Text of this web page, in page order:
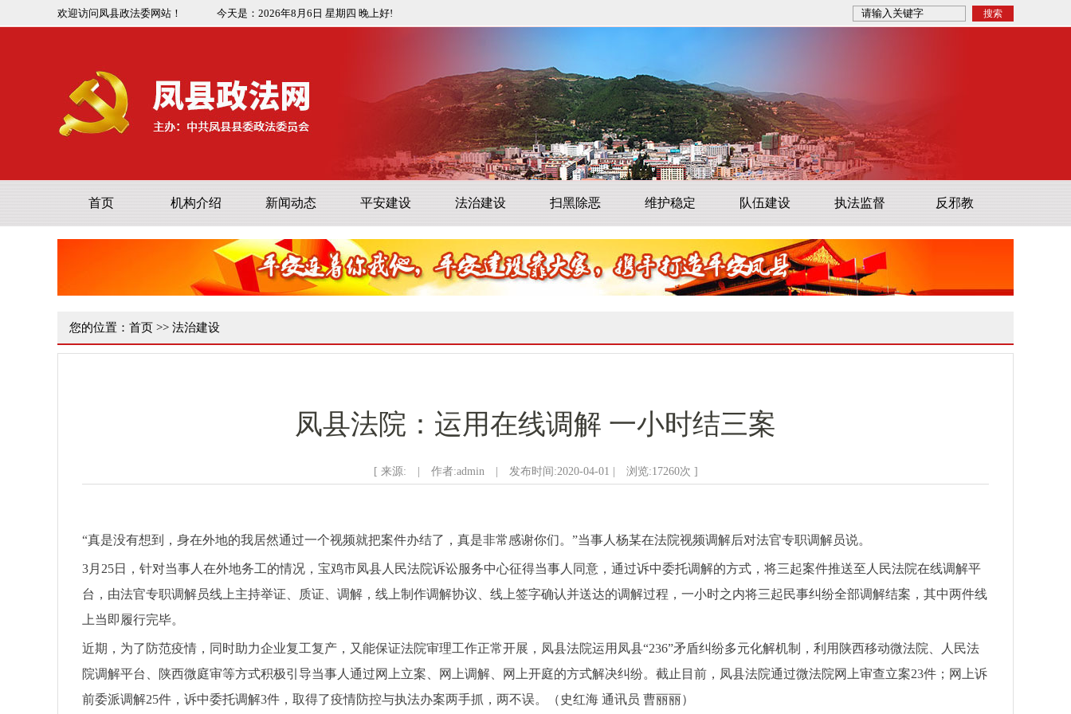
欢迎访问凤县政法委网站！ 今天是： 2026年8月6日 星期四 晚上好!
首页 机构介绍 新闻动态 平安建设 法治建设 扫黑除恶 维护稳定 队伍建设 执法监督 反邪教
您的位置： 首页 >> 法治建设
凤县法院：运用在线调解 一小时结三案
[ 来源: | 作者:admin | 发布时间:2020-04-01 | 浏览:17260次 ]
“真是没有想到，身在外地的我居然通过一个视频就把案件办结了，真是非常感谢你们。”当事人杨某在法院视频调解后对法官专职调解员说。
3月25日，针对当事人在外地务工的情况，宝鸡市凤县人民法院诉讼服务中心征得当事人同意，通过诉中委托调解的方式，将三起案件推送至人民法院在线调解平
台，由法官专职调解员线上主持举证、质证、调解，线上制作调解协议、线上签字确认并送达的调解过程，一小时之内将三起民事纠纷全部调解结案，其中两件线
上当即履行完毕。
近期，为了防范疫情，同时助力企业复工复产，又能保证法院审理工作正常开展，凤县法院运用凤县“236”矛盾纠纷多元化解机制，利用陕西移动微法院、人民法
院调解平台、陕西微庭审等方式积极引导当事人通过网上立案、网上调解、网上开庭的方式解决纠纷。截止目前，凤县法院通过微法院网上审查立案23件；网上诉
前委派调解25件，诉中委托调解3件，取得了疫情防控与执法办案两手抓，两不误。（史红海 通讯员 曹丽丽）